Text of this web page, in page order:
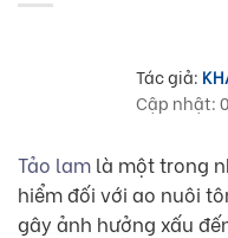
Tác giả:
Cập nhật:
Tảo lam là một trong
hiểm đối với ao nuôi
gây ảnh hưởng xấu